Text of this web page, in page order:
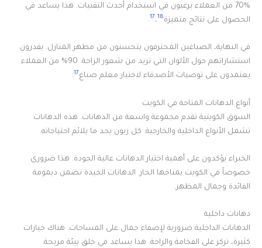
70% من العملاء يرغبون في استخدام أحدث التقنيات. هذا يساعد في
الحصول على نتائج متميزة
17، 18
.
في النهاية، الصباغين المحترفون يتحسنون من مظهر المنازل. يقدرون
استشاراتهم حول الألوان التي تزيد من شعور الراحة. 90% من العملاء
يعتمدون على توصيات الأصدقاء لاختيار معلم صباغ17
.
أنواع الدهانات المتاحة في الكويت
السوق الكويتية تقدم مجموعة واسعة من الدهانات. هذه الدهانات
تشمل الأنواع الداخلية والخارجية. كل زبون يجد ما يلائم احتياجاته.
الخبراء يؤكدون على أهمية اختيار الدهانات عالية الجودة. هذا ضروري
خصوصاً في الكويت بمناخها الحار. الدهانات الجيدة تضمن ديمومة
الفائدة وجمال المظهر.
دهانات داخلية
الدهانات الداخلية ضرورية لإضفاء جمال على المساحات. هناك خيارات
كثيرة، تركز على الفخامة والراحة. هذا يساعد في خلق بيئة مريحة.